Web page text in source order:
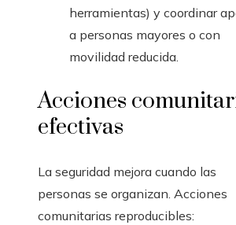
herramientas) y coordinar
a personas mayores o con
movilidad reducida.
Acciones
efectivas
La seguridad mejora cuando las
personas se organizan. Acciones
comunitarias reproducibles: